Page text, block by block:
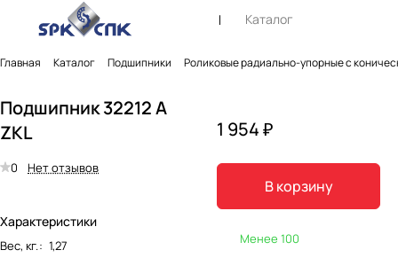
Каталог
Главная Каталог Подшипники Роликовые радиально-упорные с
Подшипник 32212 A
ZKL
0 Нет отзывов
Характеристики
Вес, кг.: 1,27
1 954 ₽
В корзину
Менее 100